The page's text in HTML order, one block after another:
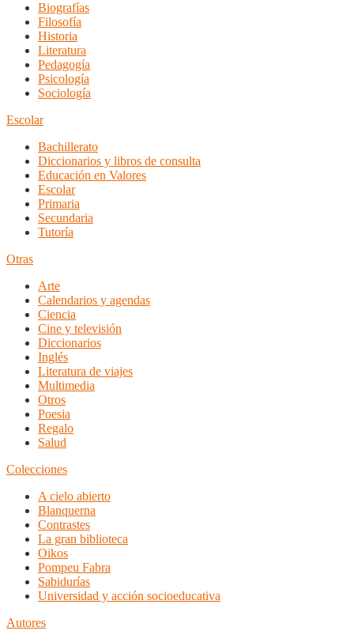
Biografías
Filosofía
Historia
Literatura
Pedagogía
Psicología
Sociología
Escolar
Bachillerato
Diccionarios y libros de consulta
Educación en Valores
Escolar
Primaria
Secundaria
Tutoría
Otras
Arte
Calendarios y agendas
Ciencia
Cine y televisión
Diccionarios
Inglés
Literatura de viajes
Multimedia
Otros
Poesia
Regalo
Salud
Colecciones
A cielo abierto
Blanquerna
Contrastes
La gran biblioteca
Oikos
Pompeu Fabra
Sabidurías
Universidad y acción socioeducativa
Autores